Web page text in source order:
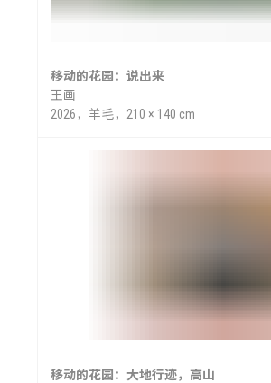
移动的花园：说出来
王画
2026，羊毛，210 × 140 cm
移动的花园：大地行迹，高山